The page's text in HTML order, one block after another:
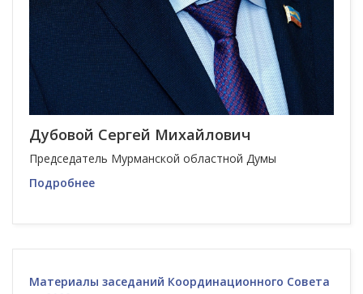
Дубовой Сергей Михайлович
Председатель Мурманской областной Думы
Подробнее
Материалы заседаний Координационного Совета